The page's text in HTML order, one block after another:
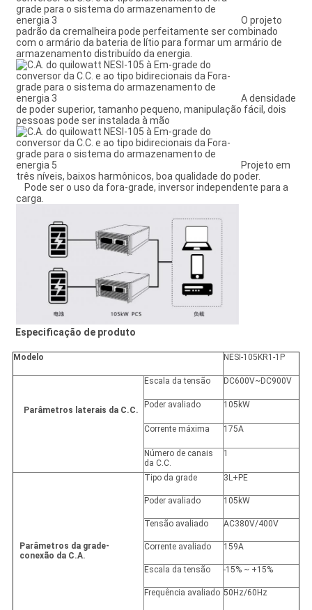
O projeto
padrão da cremalheira pode perfeitamente ser combinado
com o armário da bateria de lítio para formar um armário de
armazenamento distribuído da energia.
A densidade
de poder superior, tamanho pequeno, manipulação fácil, dois
pessoas pode ser instalada à mão
Projeto em
três níveis, baixos harmônicos, boa qualidade do poder.
Pode ser o uso da fora-grade, inversor independente para a
carga.
Especificação de produto
Modelo NESI-105KR1-1P
Parâmetros laterais da C.C.
Escala da tensão DC600V~DC900V
Poder avaliado 105kW
Corrente máxima 175A
Número de canais
da C.C.
1
Parâmetros da grade-
conexão da C.A.
Tipo da grade 3L+PE
Poder avaliado 105kW
Tensão avaliado AC380V/400V
Corrente avaliado 159A
Escala da tensão -15% ~ +15%
Frequência avaliado 50Hz/60Hz